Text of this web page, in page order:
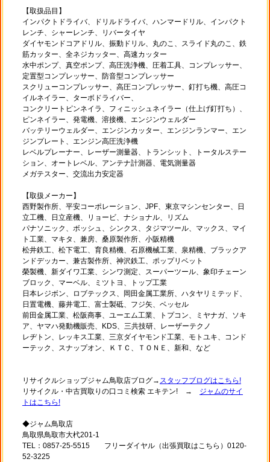
【取扱品目】
インパクトドライバ、ドリルドライバ、ハンマードリル、インパクト
レンチ、シャーレンチ、リバータイヤ
ダイヤモンドコアドリル、振動ドリル、丸のこ、スライド丸のこ、鉄
筋カッター、全ネジカッター、高速カッター
水中ポンプ、真空ポンプ、高圧洗浄機、圧着工具、コンプレッサー、
定置型コンプレッサー、防音型コンプレッサー
スクリューコンプレッサー、高圧コンプレッサー、釘打ち機、高圧コ
イルネイラー、ターボドライバー、
コンクリートピンネイラ、フィニッシュネイラー（仕上げ釘打ち）、
ピンネイラー、発電機、溶接機、エンジンウェルダー
バッテリーウェルダー、エンジンカッター、エンジンランマー、エン
ジンプレート、エンジン高圧洗浄機
レベルプレーナー、レーザー測量器、トランシット、トータルステー
ション、オートレベル、アンテナ計測器、電気測量器
メガテスター、交流出力安定器
【取扱メーカー】
西野製作所、平安コーポレーション、JPF、東京マシンセンター、日
立工機、日立産機、リョービ、ナショナル、リズム
パナソニック、ボッシュ、シンクス、タジマツール、マックス、マイ
ト工業、マキタ、兼房、桑原製作所、小阪精機
松井鉄工、松下電工、育良精機、石原機械工業、泉精機、ブラックア
ンドデッカー、兼古製作所、神沢鉄工、ポップリベット
榮製機、新ダイワ工業、シンワ測定、スーパーツール、象印チェーン
ブロック、マーベル、ミツトヨ、トップ工業
日本レジボン、ロブテックス、岡田金属工業所、ハタヤリミテッド、
日置電機、藤井電工、富士製砥、フジ矢、ベッセル
前田金属工業、松阪商事、ユーエム工業、トプコン、ミヤナガ、ソキ
ア、ヤマハ発動機販売、KDS、三共技研、レーザーテクノ
レヂトン、レッキス工業、三京ダイヤモンド工業、モトユキ、コンド
ーテック、スナップオン、ＫＴＣ、ＴＯＮＥ、新和、など
リサイクルショップジャム鳥取店ブログ→ スタッフブログはこちら!
リサイクル・中古買取りの口コミ検索 エキテン! → ジャムのサイ
トはこちら!
◆ジャム鳥取店
鳥取県鳥取市大杙201-1
TEL：0857-25-5515 フリーダイヤル（出張買取はこちら）0120-
52-3225